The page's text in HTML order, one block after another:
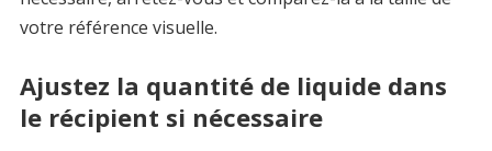
votre référence visuelle.
Ajustez la quantité de liquide dans
le récipient si nécessaire